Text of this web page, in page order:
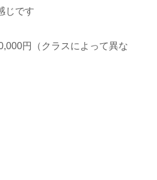
じです
円（クラスによって異な